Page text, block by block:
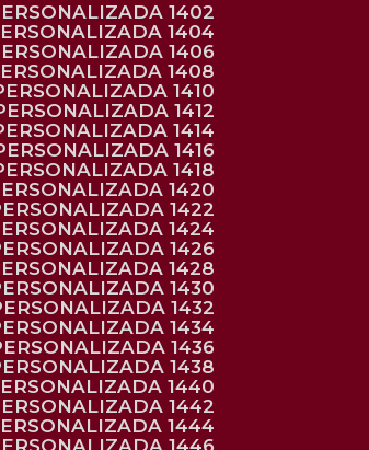
1402
1404
1406
1408
1410
1412
1414
1416
1418
1420
1422
1424
1426
1428
1430
1432
1434
1436
1438
1440
1442
1444
1446